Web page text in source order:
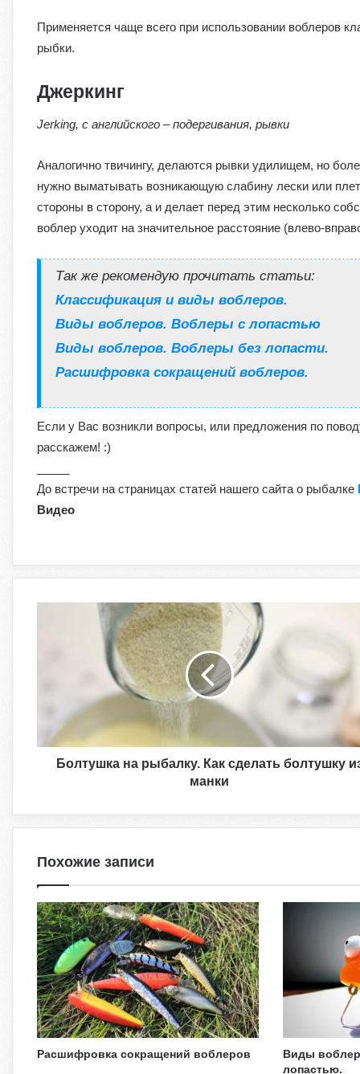
Применяется чаще всего при использовании воблеров
рыбки.
Джеркинг
Jerking, с английского – подергивания, рывки
Аналогично твичингу, делаются рывки удилищем, но
нужно выматывать возникающую слабину лески или
стороны в сторону, а и делает перед этим несколько
воблер уходит на значительное расстояние (влево-
Так же рекомендую прочитать статьи:
Классификация и виды воблеров.
Виды воблеров. Воблеры с лопастью
Виды воблеров. Воблеры без лопасти.
Расшифровка сокращений воблеров.
Если у Вас возникли вопросы, или предложения по
расскажем! :)
До встречи на страницах статей нашего сайта о рыбалке
Видео
Болтушка на рыбалку. Как сделать болтушку
манки
Похожие записи
Расшифровка сокращений воблеров
Виды
лопастью.